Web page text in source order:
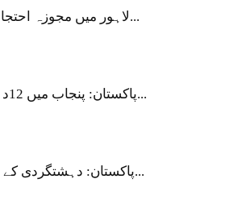
لاہور میں مجوزہ احتجاجی م...
پاکستان: پنجاب میں 12دہشت...
پاکستان: دہشتگردی کے خلاف...